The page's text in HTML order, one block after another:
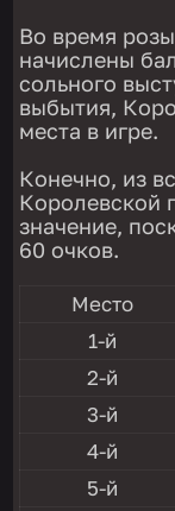
Во время
начислены
сольного
выбытия,
места в игре.
Конечно, из
Королевской
значение,
60 очков.
Место
1-й
2-й
3-й
4-й
5-й